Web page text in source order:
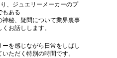
、ジュエリーメーカーのプ
もある
秘、疑問について業界裏事
お話しします。
を感じながら日常をしばし
ただく特別の時間です。